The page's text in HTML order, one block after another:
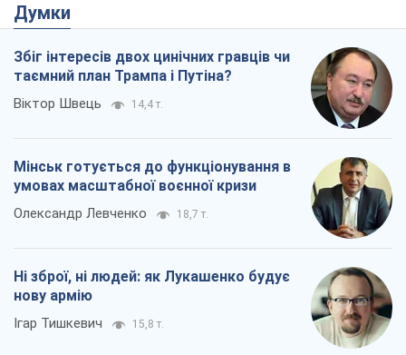
Думки
Збіг інтересів двох цинічних гравців чи
таємний план Трампа і Путіна?
Віктор Швець 14,4 т.
Мінськ готується до функціонування в
умовах масштабної воєнної кризи
Олександр Левченко 18,7 т.
Ні зброї, ні людей: як Лукашенко будує
нову армію
Ігар Тишкевич 15,8 т.